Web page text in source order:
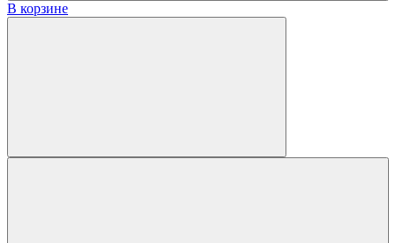
В корзине